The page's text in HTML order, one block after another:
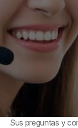
Sus preguntas y